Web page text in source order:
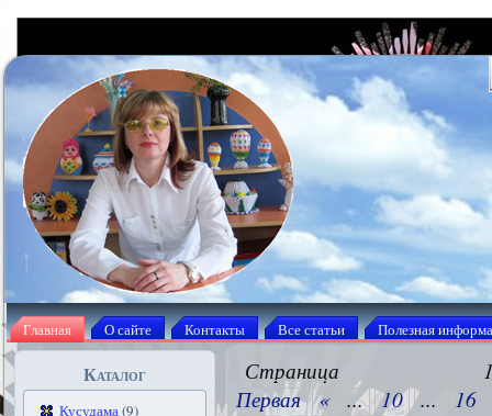
Главная О сайте Контакты Все статьи Полезная
Каталог
Кусудама(9)
Первая
« ... 10 ... 16